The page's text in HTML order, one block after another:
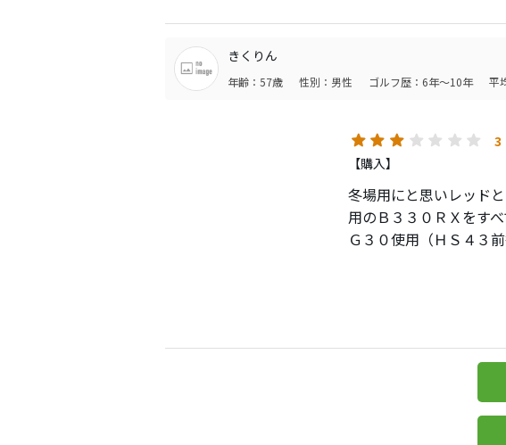
きくりん
年齢：57歳 性別：男性 ゴルフ歴：6年～10年 平
3
【購入】
冬場用にと思いレッド
用のＢ３３０ＲＸをす
Ｇ３０使用（ＨＳ４３
白：一回フェイス
距離・・・赤：とにか
（正直驚きました
パターは白、赤、ＲＸ
アイアンはドラ同様赤
アプに関しては、この